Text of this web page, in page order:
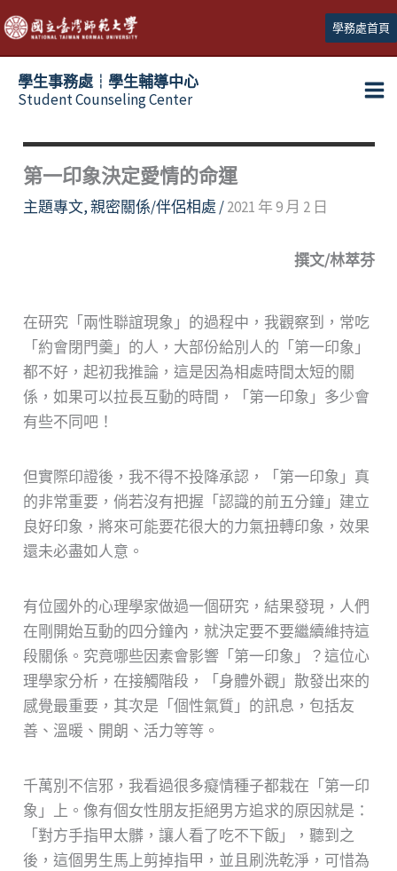
跳
至
主
學務處首頁
學生事務處┆學生輔導中心
Student Counseling Center
第一印象決定愛情的命運
主題專文,親密關係/伴侶相處 /2021 年 9 月 2 日
撰文/林萃芬
在研究「兩性聯誼現象」的過程中，我觀察到，常吃
「約會閉門羹」的人，大部份給別人的「第一印象」
都不好，起初我推論，這是因為相處時間太短的關
係，如果可以拉長互動的時間，「第一印象」多少會
有些不同吧！
但實際印證後，我不得不投降承認，「第一印象」真
的非常重要，倘若沒有把握「認識的前五分鐘」建立
良好印象，將來可能要花很大的力氣扭轉印象，效果
還未必盡如人意。
有位國外的心理學家做過一個研究，結果發現，人們
在剛開始互動的四分鐘內，就決定要不要繼續維持這
段關係。究竟哪些因素會影響「第一印象」？這位心
理學家分析，在接觸階段，「身體外觀」散發出來的
感覺最重要，其次是「個性氣質」的訊息，包括友
善、溫暖、開朗、活力等等。
千萬別不信邪，我看過很多癡情種子都栽在「第一印
象」上。像有個女性朋友拒絕男方追求的原因就是：
「對方手指甲太髒，讓人看了吃不下飯」，聽到之
後，這個男生馬上剪掉指甲，並且刷洗乾淨，可惜為